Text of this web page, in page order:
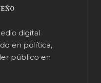
digital
en política,
público en